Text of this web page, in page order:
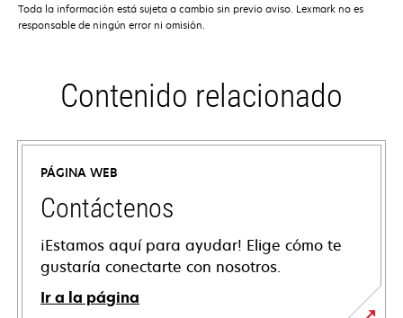
Toda la información está sujeta a cambio sin previo aviso. Lexmark no es
responsable de ningún error ni omisión.
Contenido relacionado
PÁGINA WEB
Contáctenos
¡Estamos aquí para ayudar! Elige cómo te
gustaría conectarte con nosotros.
Ir a la página